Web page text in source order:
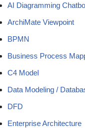
AI Diagramming
ArchiMate Viewpoint
BPMN
Business Process
C4 Model
Data Modeling /
DFD
Enterprise Architecture